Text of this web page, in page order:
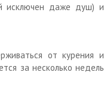
исключен даже душ) и
от курения и
за несколько недель